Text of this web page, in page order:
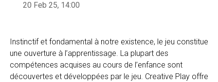
ENFR
20 Feb 25, 14:00
Instinctif et fondamental à notre existence, le jeu constitue
une ouverture à l’apprentissage. La plupart des
compétences acquises au cours de l’enfance sont
découvertes et développées par le jeu. Creative Play offre